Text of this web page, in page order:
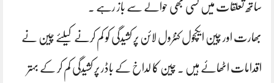
ساتھ تعلقات میں کسی بھی حوالے سے باز رہے ۔
بھارت اور چین ایکچول کنٹرول لائن پر کشیدگی کو کم کرنے کیلئے چین نے
اقدامات اٹھائے ہیں ۔ چین کا لداخ کے باڈر پر کشیدگی کم کر کے بہتر